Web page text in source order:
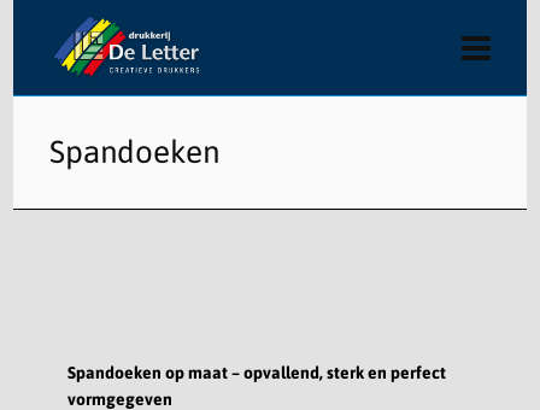
Spandoeken
Spandoeken op maat – opvallend, sterk en perfect
vormgegeven